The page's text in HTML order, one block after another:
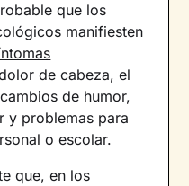
que los
manifiesten
de cabeza, el
de humor,
y problemas para
o escolar.
que, en los